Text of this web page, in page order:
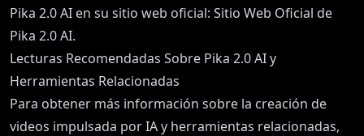
Pika 2.0 AI en su sitio web oficial: Sitio Web Oficial de
Pika 2.0 AI.
Lecturas Recomendadas Sobre Pika 2.0 AI y
Herramientas Relacionadas
Para obtener más información sobre la creación de
videos impulsada por IA y herramientas relacionadas,